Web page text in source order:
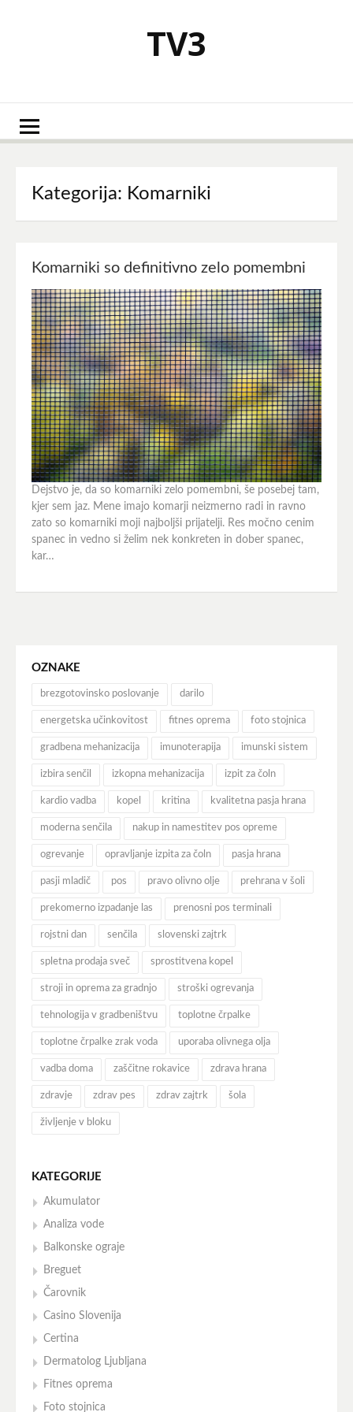
TV3
Kategorija: Komarniki
Komarniki so definitivno zelo pomembni
Dejstvo je, da so komarniki zelo pomembni, še posebej tam,
kjer sem jaz. Mene imajo komarji neizmerno radi in ravno
zato so komarniki moji najboljši prijatelji. Res močno cenim
spanec in vedno si želim nek konkreten in dober spanec,
kar…
OZNAKE
brezgotovinsko poslovanje darilo
energetska učinkovitost fitnes oprema foto stojnica
gradbena mehanizacija imunoterapija imunski sistem
izbira senčil izkopna mehanizacija izpit za čoln
kardio vadba kopel kritina kvalitetna pasja hrana
moderna senčila nakup in namestitev pos opreme
ogrevanje opravljanje izpita za čoln pasja hrana
pasji mladič pos pravo olivno olje prehrana v šoli
prekomerno izpadanje las prenosni pos terminali
rojstni dan senčila slovenski zajtrk
spletna prodaja sveč sprostitvena kopel
stroji in oprema za gradnjo stroški ogrevanja
tehnologija v gradbeništvu toplotne črpalke
toplotne črpalke zrak voda uporaba olivnega olja
vadba doma zaščitne rokavice zdrava hrana
zdravje zdrav pes zdrav zajtrk šola
življenje v bloku
KATEGORIJE
Akumulator
Analiza vode
Balkonske ograje
Breguet
Čarovnik
Casino Slovenija
Certina
Dermatolog Ljubljana
Fitnes oprema
Foto stojnica